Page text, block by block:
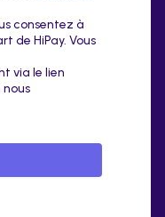
consentez à
de HiPay. Vous
via le lien
nous